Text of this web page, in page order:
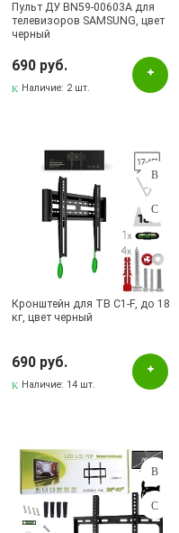
Пульт ДУ BN59-00603A для
телевизоров SAMSUNG, цвет
черный
690 руб.
Наличие: 2 шт.
Кронштейн для ТВ C1-F, до 18
кг, цвет черный
690 руб.
Наличие: 14 шт.